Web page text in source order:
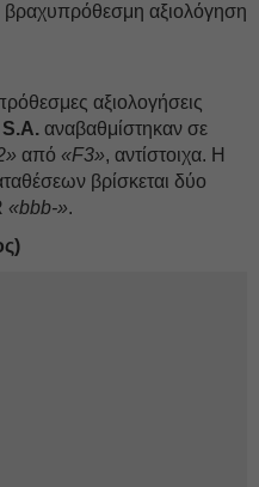
βραχυπρόθεσμη αξιολόγηση
αξιολογήσεις
αναβαθμίστηκαν σε
από «F3», αντίστοιχα. Η
βρίσκεται δύο
«bbb-».